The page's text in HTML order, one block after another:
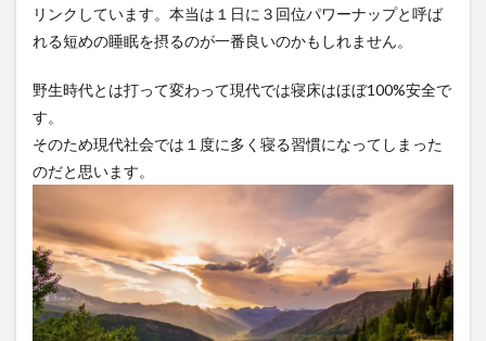
リンクしています。本当は１日に３回位パワーナップと呼ば
れる短めの睡眠を摂るのが一番良いのかもしれません。
野生時代とは打って変わって現代では寝床はほぼ100%安全で
す。
そのため現代社会では１度に多く寝る習慣になってしまった
のだと思います。